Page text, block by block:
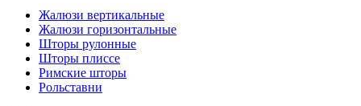
Жалюзи вертикальные
Жалюзи горизонтальные
Шторы рулонные
Шторы плиссе
Римские шторы
Рольставни